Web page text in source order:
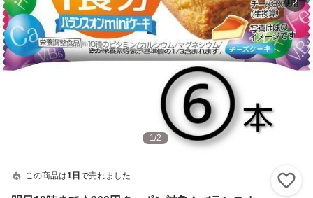
1/2
この商品は1日 で売れました